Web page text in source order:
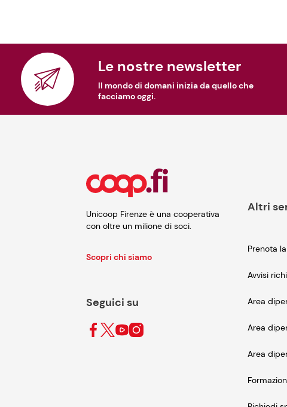
Le nostre newsletter
Il mondo di domani inizia da quello che
facciamo oggi.
Unicoop Firenze è una cooperativa
con oltre un milione di soci.
Scopri chi siamo
Seguici su
Altri
Prenota
Avvisi
Area
Area
Area